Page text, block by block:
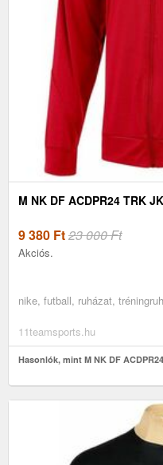
M NK DF ACDPR24 TRK
9 380 Ft23 000 Ft
Akciós.
nike, futball, ruházat,
11teamsports.hu
Hasonlók, mint M NK DF